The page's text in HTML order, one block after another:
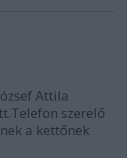
Attila
szerelő
a kettőnek